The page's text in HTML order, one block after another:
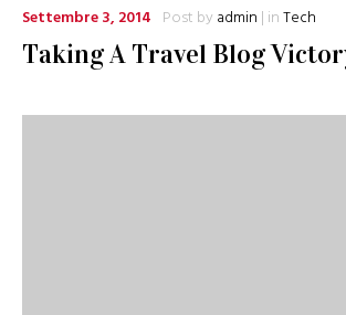
Settembre 3, 2014 Post by admin | inTech
Taking A Travel Blog